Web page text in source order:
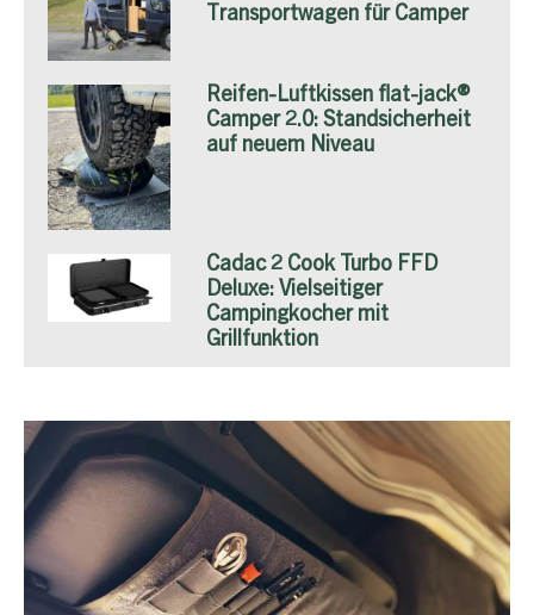
Transportwagen für Camper
Reifen-Luftkissen flat-jack®
Camper 2.0: Standsicherheit
auf neuem Niveau
Cadac 2 Cook Turbo FFD
Deluxe: Vielseitiger
Campingkocher mit
Grillfunktion